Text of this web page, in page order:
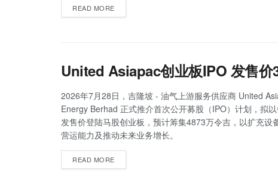
READ MORE
United Asiapac创业板IPO 发售价
2026年7月28日，吉隆坡 - 油气上游服务供应商 United
Energy Berhad 正式推介首次公开募股（IPO）计划，拟
发售价登陆马股创业板，预计筹集4873万令吉，以扩充设
营运能力及推动未来业务增长。
READ MORE